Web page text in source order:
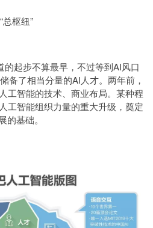
枢纽”
的起步不算最早，不过等到AI风口
备了相当分量的AI人才。两年前，
工智能的技术、商业布局。某种程
工智能组织力量的重大升级，奠定
基础。